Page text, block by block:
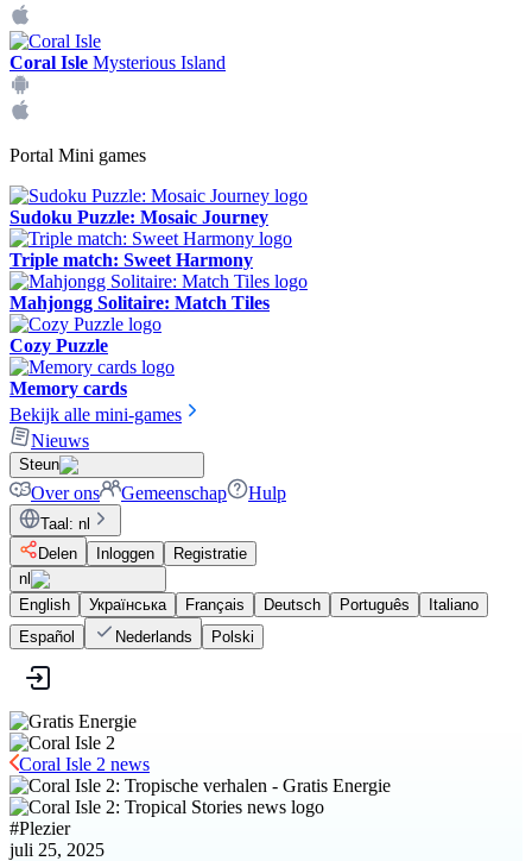
Coral Isle Mysterious Island
Portal Mini games
Sudoku Puzzle: Mosaic Journey
Triple match: Sweet Harmony
Mahjongg Solitaire: Match Tiles
Cozy Puzzle
Memory cards
Bekijk alle mini-games
Nieuws
Steun
Over ons Gemeenschap Hulp
Taal : nl
Delen
Inloggen
Registratie
nl
English
Українська Français Deutsch Português
Italiano
Español
Nederlands Polski
Coral Isle 2 news
#Plezier
juli 25, 2025